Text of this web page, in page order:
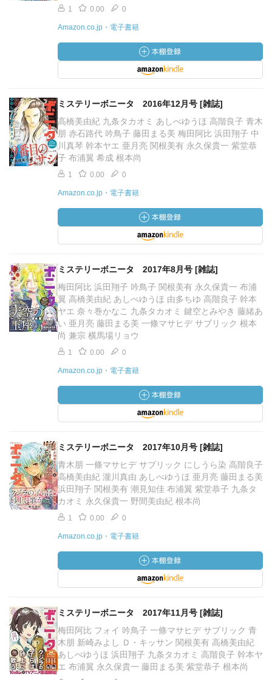
1 0.00 0
Amazon.co.jp・電子書籍
ミステリーボニータ 2016年12月号 [雑誌]
高橋美由紀 九条タカオミ あしべゆうほ 高階良子 青木
朋 赤石路代 吟鳥子 藤田まる美 梅田阿比 浜田翔子 中
川真琴 幹本ヤエ 亜月亮 関根美有 永久保貴一 紫堂恭
子 布浦翼 希成 根本尚
1 0.00 0
Amazon.co.jp・電子書籍
ミステリーボニータ 2017年8月号 [雑誌]
梅田阿比 浜田翔子 吟鳥子 関根美有 永久保貴一 布浦
翼 高橋美由紀 あしべゆうほ 由多ちゆ 高階良子 幹本
ヤエ 奈々巻かなこ 九条タカオミ 鍵空とみやき 藤緒あ
い 亜月亮 藤田まる美 一條マサヒデ サブリック 根本
尚 兼宗 横馬場リョウ
1 0.00 0
Amazon.co.jp・電子書籍
ミステリーボニータ 2017年10月号 [雑誌]
青木朋 一條マサヒデ サブリック にしうら染 高階良子
高橋美由紀 瀧川真由 あしべゆうほ 亜月亮 藤田まる美
浜田翔子 関根美有 潮見知佳 布浦翼 紫堂恭子 九条タ
カオミ 永久保貴一 野間美由紀 根本尚
1 0.00 0
Amazon.co.jp・電子書籍
ミステリーボニータ 2017年11月号 [雑誌]
梅田阿比 フォイ 吟鳥子 一條マサヒデ サブリック 青
木朋 新崎みよし Ｄ・キッサン 関根美有 高橋美由紀
あしべゆうほ 浜田翔子 九条タカオミ 高階良子 幹本ヤ
エ 布浦翼 永久保貴一 藤田まる美 紫堂恭子 根本尚